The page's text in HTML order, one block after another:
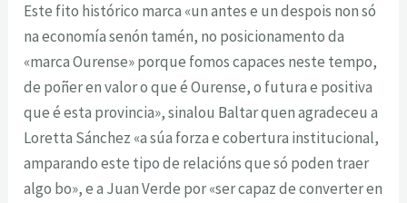
Este fito histórico marca «un antes e un despois non só
na economía senón tamén, no posicionamento da
«marca Ourense» porque fomos capaces neste tempo,
de poñer en valor o que é Ourense, o futura e positiva
que é esta provincia», sinalou Baltar quen agradeceu a
Loretta Sánchez «a súa forza e cobertura institucional,
amparando este tipo de relacións que só poden traer
algo bo», e a Juan Verde por «ser capaz de converter en